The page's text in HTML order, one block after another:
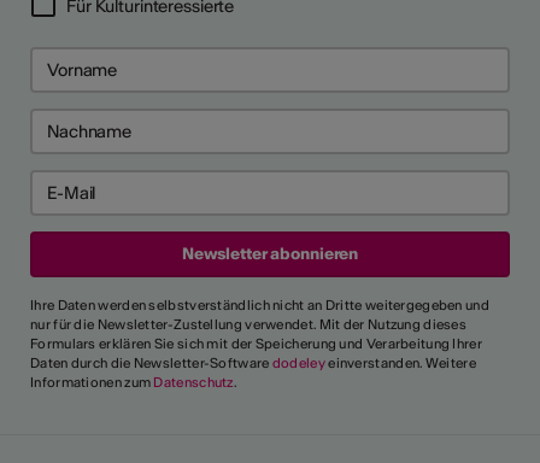
Für Kulturinteressierte
Ihre Daten werden selbstverständlich nicht an Dritte weitergegeben und
nur für die Newsletter-Zustellung verwendet. Mit der Nutzung dieses
Formulars erklären Sie sich mit der Speicherung und Verarbeitung Ihrer
Daten durch die Newsletter-Software dodeleyeinverstanden. Weitere
Informationen zum Datenschutz.